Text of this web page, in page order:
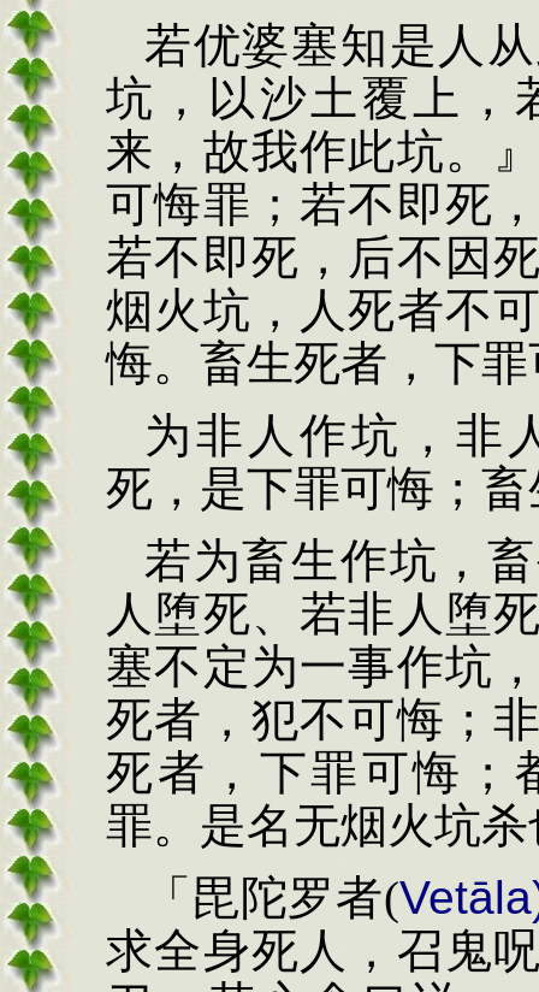
若优婆塞知是人
坑，
以沙土覆上，
来，故我作此坑。
可悔罪；若不即死
若不即死，后不因
烟火坑，人死者不
悔。畜生死者， 下
为非人作坑，非
死，是下罪可悔；
若为畜生作坑，
人 堕死、若非人堕
塞不定为一事作坑
死者，犯不可悔；
死者， 下罪可悔；
罪。是名无烟火坑
「毘陀罗者(Vetā
求全身死人，召鬼